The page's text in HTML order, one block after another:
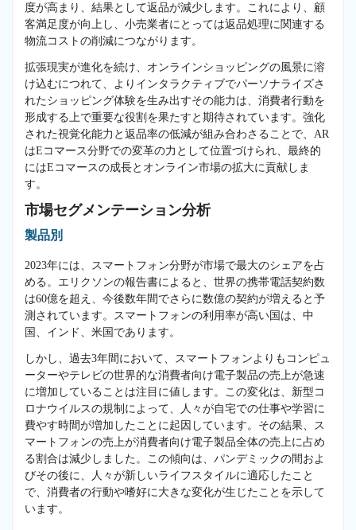
度が高まり、結果として返品が減少します。これにより、顧
客満足度が向上し、小売業者にとっては返品処理に関連する
物流コストの削減につながります。
拡張現実が進化を続け、オンラインショッピングの風景に溶
け込むにつれて、よりインタラクティブでパーソナライズさ
れたショッピング体験を生み出すその能力は、消費者行動を
形成する上で重要な役割を果たすと期待されています。強化
された視覚化能力と返品率の低減が組み合わさることで、AR
はEコマース分野での変革の力として位置づけられ、最終的
にはEコマースの成長とオンライン市場の拡大に貢献しま
す。
市場セグメンテーション分析
製品別
2023年には、スマートフォン分野が市場で最大のシェアを占
める。エリクソンの報告書によると、世界の携帯電話契約数
は60億を超え、今後数年間でさらに数億の契約が増えると予
測されています。スマートフォンの利用率が高い国は、中
国、インド、米国であります。
しかし、過去3年間において、スマートフォンよりもコンピュ
ーターやテレビの世界的な消費者向け電子製品の売上が急速
に増加していることは注目に値します。この変化は、新型コ
ロナウイルスの規制によって、人々が自宅での仕事や学習に
費やす時間が増加したことに起因しています。その結果、ス
マートフォンの売上が消費者向け電子製品全体の売上に占め
る割合は減少しました。この傾向は、パンデミックの間およ
びその後に、人々が新しいライフスタイルに適応したこと
で、消費者の行動や嗜好に大きな変化が生じたことを示して
います。